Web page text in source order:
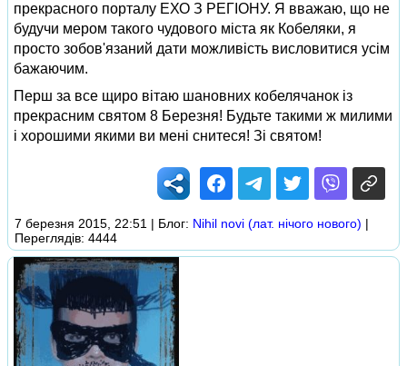
прекрасного порталу ЕХО З РЕГІОНУ. Я вважаю, що не
будучи мером такого чудового міста як Кобеляки, я
просто зобов'язаний дати можливість висловитися усім
бажаючим.
Перш за все щиро вітаю шановних кобелячанок із
прекрасним святом 8 Березня! Будьте такими ж милими
і хорошими якими ви мені снитеся! Зі святом!
7 березня 2015, 22:51 | Блог: Nihil novi (лат. нічого нового) |
Переглядів: 4444